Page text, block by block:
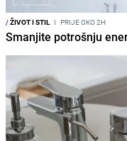
/ŽIVOT I STIL I PRIJE OKO 2H
Smanjite potrošnju